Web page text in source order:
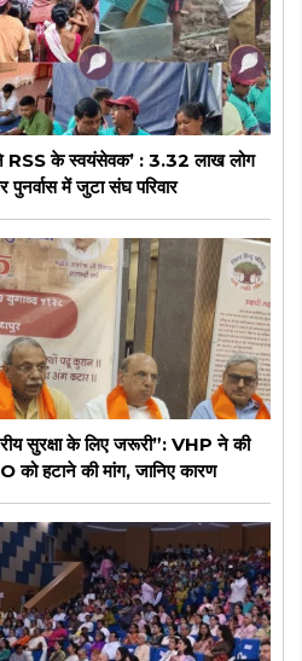
RSS के स्वयंसेवक’ : 3.32 लाख लोग
पुनर्वास में जुटा संघ परिवार
सुरक्षा के लिए जरूरी”: VHP ने की
को हटाने की मांग, जानिए कारण